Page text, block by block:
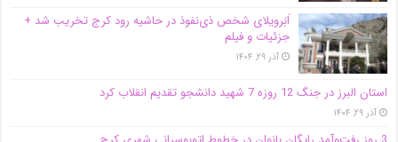
اَبَر‌ویلای شخص ذی‌نفوذ در حاشیه‌ رود کرج تخریب شد +
جزئیات و فیلم
آذر ۲۹, ۱۴۰۴
استان البرز در جنگ 12 روزه 7 شهید دانشجو تقدیم انقلاب کرد
آذر ۲۹, ۱۴۰۴